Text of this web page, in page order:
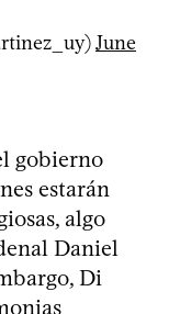
June
gobierno
estarán
algo
Daniel
Di